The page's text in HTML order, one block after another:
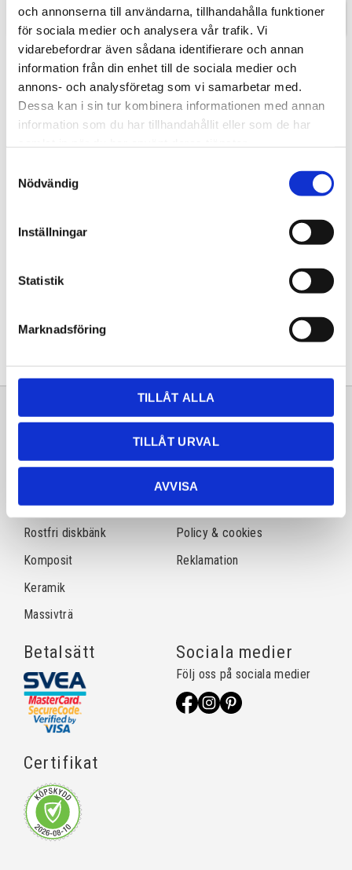
och annonserna till användarna, tillhandahålla funktioner
för sociala medier och analysera vår trafik. Vi
vidarebefordrar även sådana identifierare och annan
information från din enhet till de sociala medier och
annons- och analysföretag som vi samarbetar med.
Dessa kan i sin tur kombinera informationen med annan
information som du har tillhandahållit eller som de har
Nödvändig
Inställningar
Statistik
Marknadsföring
TILLÅT ALLA
TILLÅT URVAL
AVVISA
INFO INFO
Sortiment
Natursten
Rostfri diskbänk
Komposit
Keramik
Massivträ
Information
Frågor & svar
Köpvillkor
Policy & cookies
Reklamation
Betalsätt
Certifikat
Sociala medier
Följ oss på sociala medier